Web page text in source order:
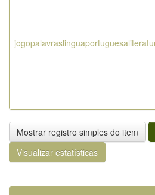
Mostrar registro simples do item
Visualizar estatísticas